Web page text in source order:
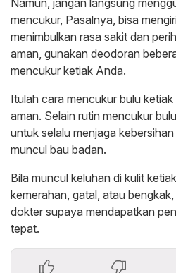
mencukur, Pasalnya, bisa
menimbulkan rasa sakit dan
aman, gunakan deodoran
mencukur ketiak Anda.
Itulah cara mencukur bulu
aman. Selain rutin mencukur
untuk selalu menjaga
muncul bau badan.
Bila muncul keluhan di kulit
kemerahan, gatal, atau
dokter supaya mendapatkan
tepat.